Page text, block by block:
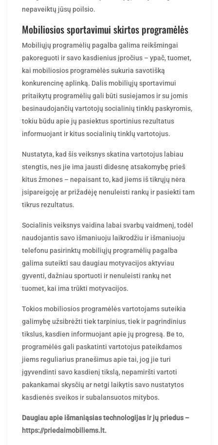
nepaveiktų jūsų poilsio.
Mobiliosios sportavimui skirtos programėlės
Mobiliųjų programėlių pagalba galima reikšmingai
pakoreguoti ir savo kasdienius įpročius – ypač, tuomet,
kai mobiliosios programėlės sukuria savotišką
konkurencinę aplinką. Dalis mobiliųjų sportavimui
pritaikytų programėlių gali būti susiejamos ir su jomis
besinaudojančių vartotojų socialinių tinklų paskyromis,
tokiu būdu apie jų pasiektus sportinius rezultatus
informuojant ir kitus socialinių tinklų vartotojus.
Nustatyta, kad šis veiksnys skatina vartotojus labiau
stengtis, nes jie ima jausti didesnę atsakomybę prieš
kitus žmones – nepaisant to, kad jiems iš tikrųjų nėra
įsipareigoję ar prižadėję nenuleisti rankų ir pasiekti tam
tikrus rezultatus.
Socialinis veiksnys vaidina labai svarbų vaidmenį, todėl
naudojantis savo išmaniuoju laikrodžiu ir išmaniuoju
telefonu pasirinktų mobiliųjų programėlių pagalba
galima suteikti sau daugiau motyvacijos aktyviau
gyventi, dažniau sportuoti ir nenuleisti rankų net
tuomet, kai ima trūkti motyvacijos.
Tokios mobiliosios programėlės vartotojams suteikia
galimybę užsibrėžti tiek tarpinius, tiek ir pagrindinius
tikslus, kasdien informuojant apie jų progresą. Be to,
programėlės gali paskatinti vartotojus pateikdamos
jiems reguliarius pranešimus apie tai, jog jie turi
įgyvendinti savo kasdienį tikslą, nepamiršti vartoti
pakankamai skysčių ar netgi laikytis savo nustatytos
kasdienės sveikos ir subalansuotos mitybos.
Daugiau apie išmaniąsias technologijas ir jų priedus –
https://priedaimobiliems.lt.